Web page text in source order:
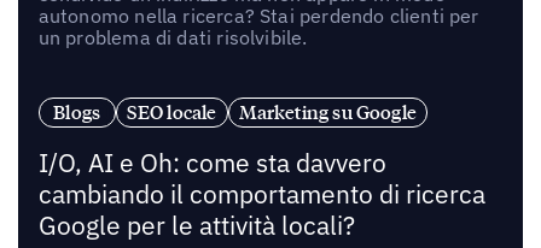
autonomo nella ricerca? Stai perdendo clienti per
un problema di dati risolvibile.
Blogs SEO locale Marketing su Google
I/O, AI e Oh: come sta davvero
cambiando il comportamento di ricerca
Google per le attività locali?